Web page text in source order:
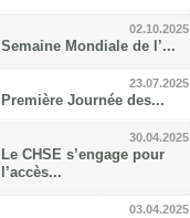
02.10.2025
Semaine Mondiale de l’...
23.07.2025
Première Journée des...
30.04.2025
Le CHSE s’engage pour
l’accès...
03.04.2025